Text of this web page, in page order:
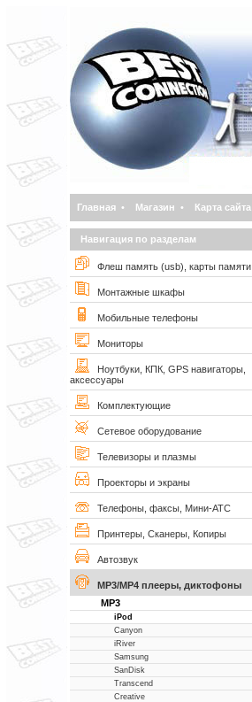
Главная • Магазин • Карта сайта
Навигация по разделам
Флеш память (usb), карты памяти
Монтажные шкафы
Мобильные телефоны
Мониторы
Ноутбуки, КПК, GPS навигаторы,
аксессуары
Комплектующие
Сетевое оборудование
Телевизоры и плазмы
Проекторы и экраны
Телефоны, факсы, Мини-АТС
Принтеры, Сканеры, Копиры
Автозвук
MP3/MP4 плееры, диктофоны
MP3
iPod
Canyon
iRiver
Samsung
SanDisk
Transcend
Creative